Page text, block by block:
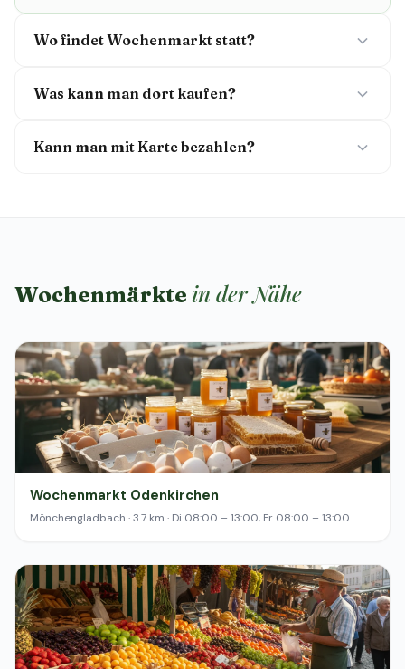
Wo findet Wochenmarkt statt?
Was kann man dort kaufen?
Kann man mit Karte bezahlen?
Wochenmärkte in der Nähe
Wochenmarkt Odenkirchen
Mönchengladbach · 3.7 km · Di 08:00 – 13:00, Fr 08:00 – 13:00